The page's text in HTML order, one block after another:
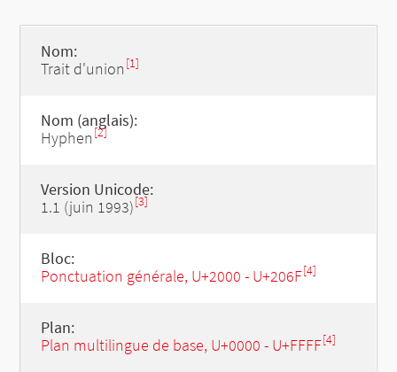
Nom:
Trait d'union [1]
Nom (anglais):
Hyphen [2]
Version Unicode:
1.1 (juin 1993)[3]
Bloc:
Ponctuation générale, U+2000 - U+206F[4]
Plan:
Plan multilingue de base, U+0000 - U+FFFF[4]